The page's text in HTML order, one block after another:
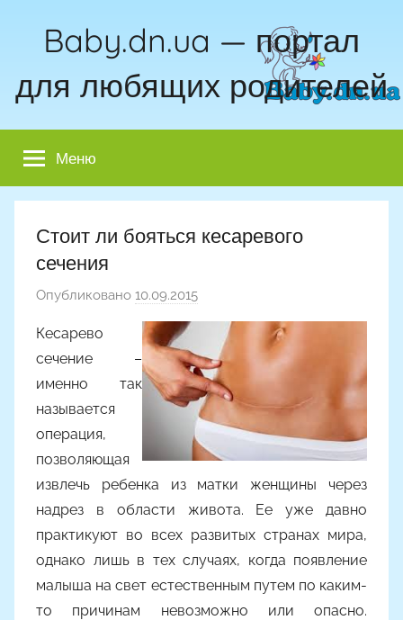
Baby.dn.ua — портал
для любящих родителей
Меню
Стоит ли бояться кесаревого
сечения
Опубликовано 10.09.2015
в
о
р
о
m
a
k
s
Кесарево
сечение –
именно так
называется
операция,
позволяющая
извлечь ребенка из матки женщины через
надрез в области живота. Ее уже давно
практикуют во всех развитых странах мира,
однако лишь в тех случаях, когда появление
малыша на свет естественным путем по каким­-
то причинам невозможно или опасно.